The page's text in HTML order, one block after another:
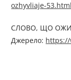
ozhyvliaje-53.html
СЛОВО, ЩО
Джерелo: https://